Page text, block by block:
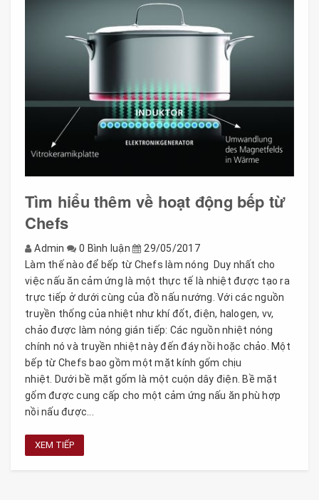
Tìm hiểu thêm về hoạt động bếp từ
Chefs
Admin 0 Bình luận
29/05/2017
Làm thế nào để bếp từ Chefs làm nóng Duy nhất cho
việc nấu ăn cảm ứng là một thực tế là nhiệt được tạo ra
trực tiếp ở dưới cùng của đồ nấu nướng. Với các nguồn
truyền thống của nhiệt như khí đốt, điện, halogen, vv,
chảo được làm nóng gián tiếp: Các nguồn nhiệt nóng
chính nó và truyền nhiệt này đến đáy nồi hoặc chảo. Một
bếp từ Chefs bao gồm một mặt kính gốm chịu
nhiệt. Dưới bề mặt gốm là một cuộn dây điện. Bề mặt
gốm được cung cấp cho một cảm ứng nấu ăn phù hợp
nồi nấu được...
XEM TIẾP